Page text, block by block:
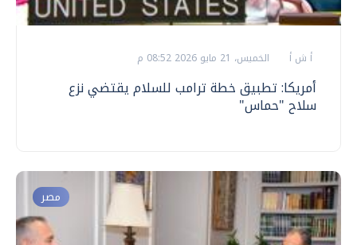
أ ش أ الخميس، 21 مايو 2026 08:52 م
أمريكا: تطبيق خطة ترامب للسلام يقتضي نزع
سلاح "حماس"
مصر